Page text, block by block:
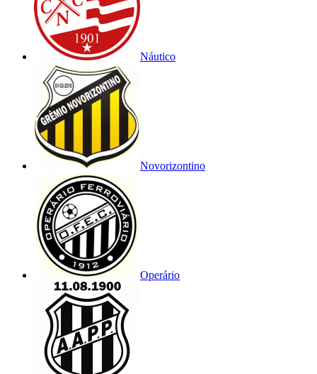
Náutico
Novorizontino
Operário